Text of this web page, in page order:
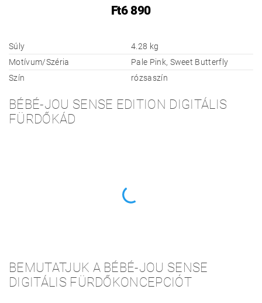
Ft6 890
Súly
4.28 kg
Motívum/Széria
Pale Pink, Sweet Butterfly
Szín
rózsaszín
BÉBÉ-JOU SENSE EDITION DIGITÁLIS
FÜRDŐKÁD
BEMUTATJUK A BÉBÉ-JOU SENSE
DIGITÁLIS FÜRDŐKONCEPCIÓT